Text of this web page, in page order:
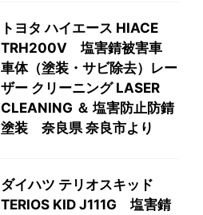
トヨタ ハイエース HIACE
TRH200V 塩害錆被害車
車体（塗装・サビ除去）レー
ザー クリーニング LASER
CLEANING ＆ 塩害防止防錆
塗装 奈良県 奈良市より
ダイハツ テリオスキッド
TERIOS KID J111G 塩害錆